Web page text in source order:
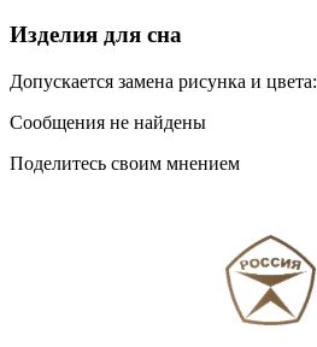
Изделия для сна
Допускается замена рисунка и цвета:
Сообщения не найдены
Поделитесь своим мнением